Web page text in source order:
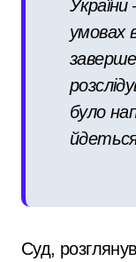
України
умовах
було
йдеться
Суд,